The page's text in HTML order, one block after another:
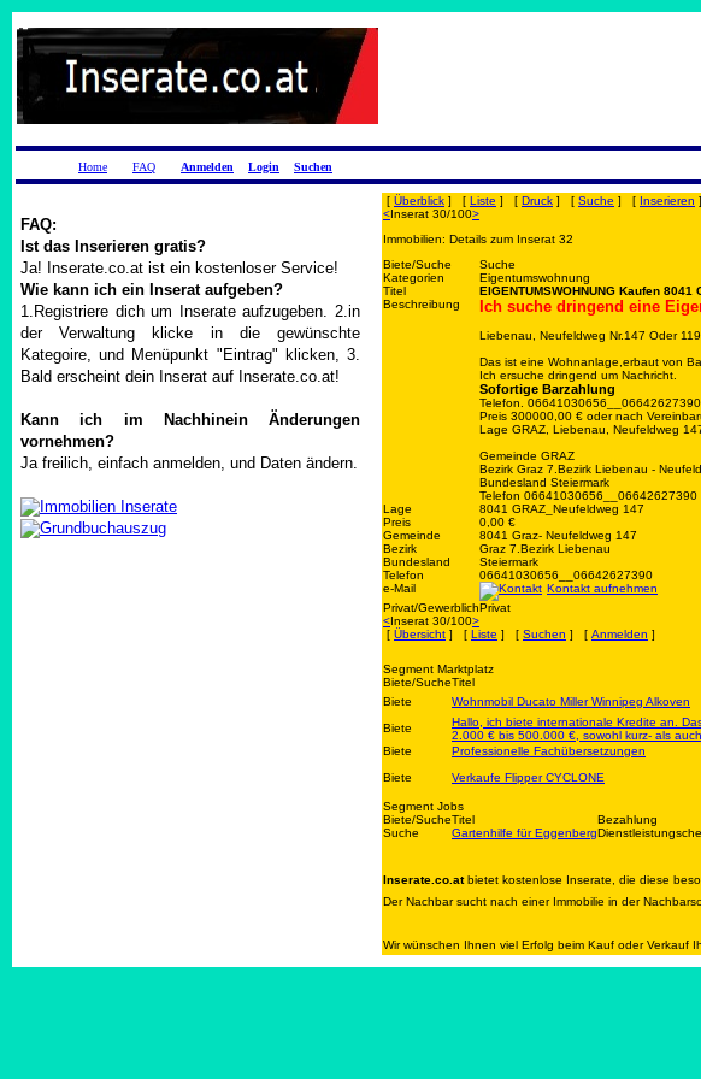
Home FAQ Anmelden Login Suchen
FAQ:
Ist das Inserieren gratis?
Ja! Inserate.co.at ist ein kostenloser Service!
Wie kann ich ein Inserat aufgeben?
1.Registriere dich um Inserate aufzugeben. 2.in
der Verwaltung klicke in die gewünschte
Kategoire, und Menüpunkt "Eintrag" klicken, 3.
Bald erscheint dein Inserat auf Inserate.co.at!
Kann ich im Nachhinein Änderungen
vornehmen?
Ja freilich, einfach anmelden, und Daten ändern.
[ Überblick ] [ Liste ] [ Druck ] [ Suche ] [ Inserieren
<Inserat 30/100>
Immobilien: Details zum Inserat 32
Biete/Suche
Suche
Kategorien
Eigentumswohnung
Titel
EIGENTUMSWOHNUNG Kaufen 8041
Beschreibung
Ich suche dringend eine
Liebenau, Neufeldweg Nr.147 Oder 119
Das ist eine Wohnanlage,erbaut von
Ich ersuche dringend um Nachricht.
Sofortige Barzahlung
Telefon.
Preis 300000,00 € oder nach
Lage GRAZ, Liebenau, Neufeldweg
Gemeinde GRAZ
Bezirk Graz 7.Bezirk Liebenau -
Bundesland Steiermark
Telefon 06641030656__06642627390
Lage
8041 GRAZ_Neufeldweg 147
Preis
0,00 €
Gemeinde
8041 Graz- Neufeldweg 147
Bezirk
Graz 7.Bezirk Liebenau
Bundesland
Steiermark
Telefon
06641030656__06642627390
e-Mail
Kontakt aufnehmen
Privat/GewerblichPrivat
<Inserat 30/100>
[ Übersicht ] [ Liste ] [ Suchen ] [ Anmelden ]
Segment Marktplatz
Biete/SucheTitel
Biete
Wohnmobil Ducato Miller Winnipeg Alkoven
Biete
Hallo, ich biete internationale Kredite an.
2.000 € bis 500.000 €, sowohl kurz- als
Biete
Professionelle Fachübersetzungen
Biete
Verkaufe Flipper CYCLONE
Segment Jobs
Biete/SucheTitel Bezahlung
Suche
Gartenhilfe für Eggenberg
Inserate.co.atbietet kostenlose Inserate, die diese
Der Nachbar sucht nach einer Immobilie in der
Wir wünschen Ihnen viel Erfolg beim Kauf oder Verkauf